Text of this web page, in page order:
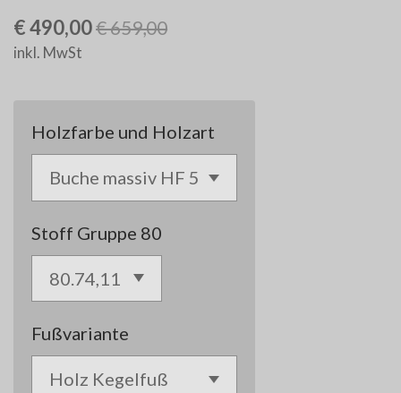
€ 490,00€ 659,00
inkl. MwSt
Holzfarbe und Holzart
Stoff Gruppe 80
Fußvariante